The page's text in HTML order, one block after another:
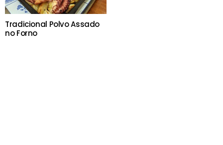
Tradicional Polvo Assado
no Forno